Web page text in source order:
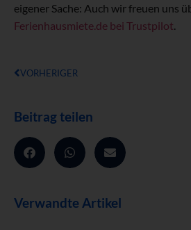
eigener Sache: Auch wir freuen uns
Ferienhausmiete.de bei Trustpilot.
VORHERIGER
Beitrag teilen
Verwandte Artikel